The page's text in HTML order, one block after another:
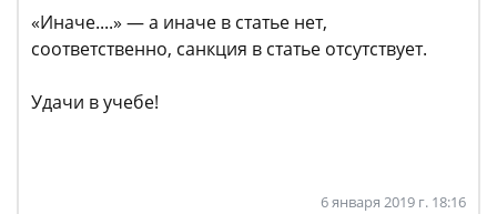
«Иначе....» — а иначе в статье нет,
соответственно, санкция в статье отсутствует.
Удачи в учебе!
6 января 2019 г. 18:16